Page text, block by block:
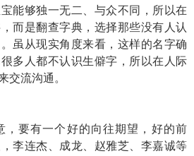
能够独一无二、与众不同，所以在
而是翻查字典，选择那些没有人认
虽从现实角度来看，这样的名字确
多人都不认识生僻字，所以在人际
交流沟通。
，要有一个好的向往期望，好的前
李连杰、成龙、赵雅芝、李嘉诚等